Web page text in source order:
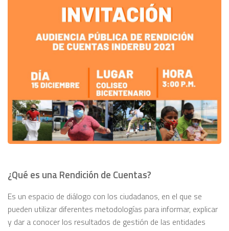
¿Qué es una Rendición de Cuentas?
Es un espacio de diálogo con los ciudadanos, en el que se
pueden utilizar diferentes metodologías para informar, explicar
y dar a conocer los resultados de gestión de las entidades